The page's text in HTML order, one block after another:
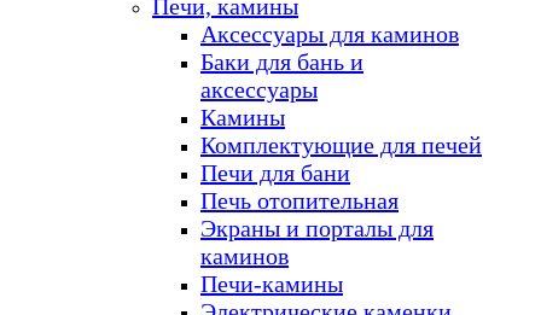
Печи, камины
Аксессуары для каминов
Баки для бань и
аксессуары
Камины
Комплектующие для печей
Печи для бани
Печь отопительная
Экраны и порталы для
каминов
Печи-камины